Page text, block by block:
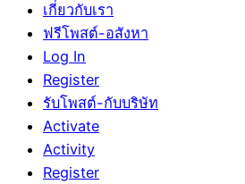
เกี่ยวกับเรา
ฟรีโพสต์-อสังหา
Log In
Register
รับโพสต์-กับบริษัท
Activate
Activity
Register